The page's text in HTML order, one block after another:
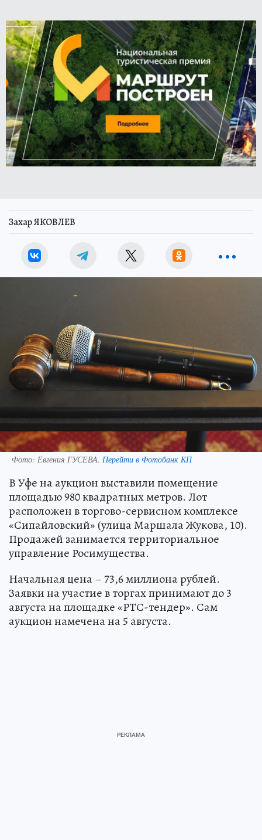
Захар ЯКОВЛЕВ
Фото: Евгения ГУСЕВА. Перейти в Фотобанк КП
В Уфе на аукцион выставили помещение
площадью 980 квадратных метров. Лот
расположен в торгово-сервисном комплексе
«Сипайловский» (улица Маршала Жукова, 10).
Продажей занимается территориальное
управление Росимущества.
Начальная цена – 73,6 миллиона рублей.
Заявки на участие в торгах принимают до 3
августа на площадке «РТС-тендер». Сам
аукцион намечена на 5 августа.